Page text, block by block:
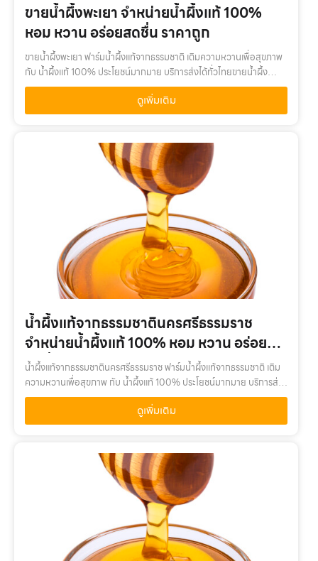
ขายน้ำผึ้งพะเยา จำหน่ายน้ำผึ้งแท้ 100%
หอม หวาน อร่อยสดชื่น ราคาถูก
ขายน้ำผึ้งพะเยา ฟาร์มน้ำผึ้งแท้จากธรรมชาติ เติมความหวานเพื่อสุขภาพ
กับ น้ำผึ้งแท้ 100% ประโยชน์มากมาย บริการส่งได้ทั่วไทยขายน้ำผึ้ง
พะเยา เติมความหวานเพื่อสุขภาพ กับ น้ำผึ้งแท้ 100% คุณค่าจากน้ำผึ้ง
ดูเพิ่มเติม
น้ำผึ้งแท้จากธรรมชาตินครศรีธรรมราช
จำหน่ายน้ำผึ้งแท้ 100% หอม หวาน อร่อย
สดชื่น ราคาถูก
น้ำผึ้งแท้จากธรรมชาตินครศรีธรรมราช ฟาร์มน้ำผึ้งแท้จากธรรมชาติ เติม
ความหวานเพื่อสุขภาพ กับ น้ำผึ้งแท้ 100% ประโยชน์มากมาย บริการส่ง
ได้ทั่วไทยน้ำผึ้งแท้จากธรรมชาตินครศรีธรรมราช เติมความหวานเพื่อ
ดูเพิ่มเติม